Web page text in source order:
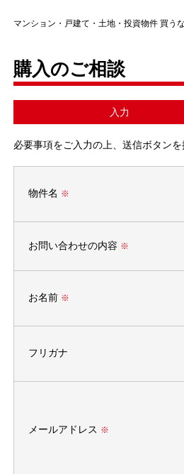
マンション・戸建て・土地・投資物件 買う
購入のご相談
入力
必要事項をご入力の上、送信ボタンを
物件名 ※
お問い合わせの内容 ※
お名前 ※
フリガナ
メールアドレス ※